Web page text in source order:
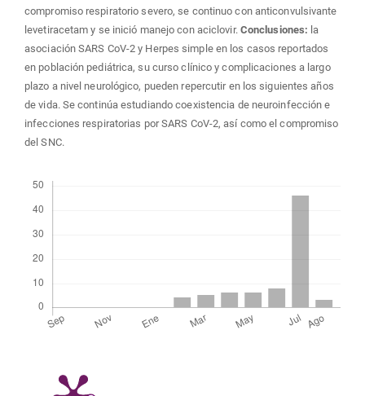
compromiso respiratorio severo, se continuo con anticonvulsivante
levetiracetam y se inició manejo con aciclovir. Conclusiones: la
asociación SARS CoV-2 y Herpes simple en los casos reportados
en población pediátrica, su curso clínico y complicaciones a largo
plazo a nivel neurológico, pueden repercutir en los siguientes años
de vida. Se continúa estudiando coexistencia de neuroinfección e
infecciones respiratorias por SARS CoV-2, así como el compromiso
del SNC.